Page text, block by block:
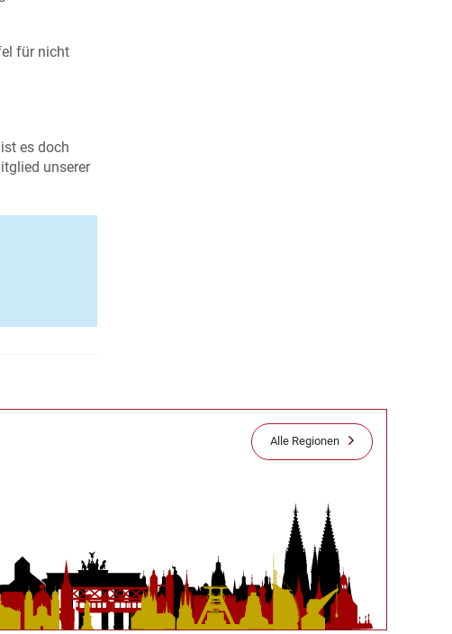
für nicht
es doch
unserer
Alle Regionen